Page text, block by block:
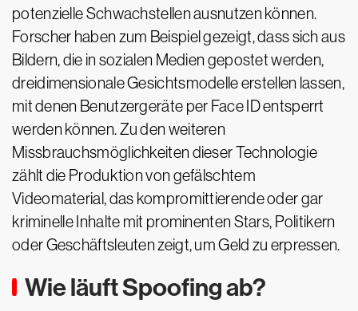
potenzielle Schwachstellen ausnutzen können.
Forscher haben zum Beispiel gezeigt, dass sich aus
Bildern, die in sozialen Medien gepostet werden,
dreidimensionale Gesichtsmodelle erstellen lassen,
mit denen Benutzergeräte per Face ID entsperrt
werden können. Zu den weiteren
Missbrauchsmöglichkeiten dieser Technologie
zählt die Produktion von gefälschtem
Videomaterial, das kompromittierende oder gar
kriminelle Inhalte mit prominenten Stars, Politikern
oder Geschäftsleuten zeigt, um Geld zu erpressen.
Wie läuft Spoofing ab?